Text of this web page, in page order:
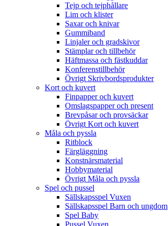
Tejp och tejphållare
Lim och klister
Saxar och knivar
Gummiband
Linjaler och gradskivor
Stämplar och tillbehör
Häftmassa och fästkuddar
Konferenstillbehör
Övrigt Skrivbordsprodukter
Kort och kuvert
Finpapper och kuvert
Omslagspapper och present
Brevpåsar och provsäckar
Övrigt Kort och kuvert
Måla och pyssla
Ritblock
Färgläggning
Konstnärsmaterial
Hobbymaterial
Övrigt Måla och pyssla
Spel och pussel
Sällskapsspel Vuxen
Sällskapsspel Barn och ungdom
Spel Baby
Pussel Vuxen